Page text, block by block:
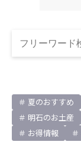
夏のおすすめ
明石のお土産
お得情報